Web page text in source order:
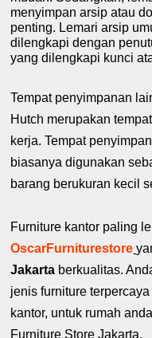
menyimpan arsip atau
penting. Lemari arsip
dilengkapi dengan
yang dilengkapi kunci
Tempat penyimpanan
Hutch merupakan
kerja. Tempat
biasanya digunakan
barang berukuran kecil
Furniture kantor paling
OscarFurniturestore
Jakarta berkualitas.
jenis furniture
kantor, untuk rumah
Furniture Store Jakarta.